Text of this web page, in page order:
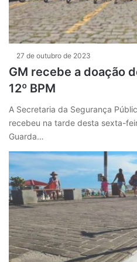
27 de outubro de 2023
GM recebe a doação
12º BPM
A Secretaria da Segurança
recebeu na tarde desta sexta-
Guarda…